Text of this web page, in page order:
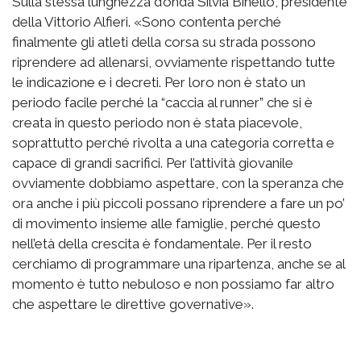
della Vittorio Alfieri. «Sono contenta perché
finalmente gli atleti della corsa su strada possono
riprendere ad allenarsi, ovviamente rispettando tutte
le indicazione e i decreti. Per loro non è stato un
periodo facile perché la “caccia al runner” che si è
creata in questo periodo non è stata piacevole,
soprattutto perché rivolta a una categoria corretta e
capace di grandi sacrifici. Per l’attività giovanile
ovviamente dobbiamo aspettare, con la speranza che
ora anche i più piccoli possano riprendere a fare un po’
di movimento insieme alle famiglie, perché questo
nell’età della crescita è fondamentale. Per il resto
cerchiamo di programmare una ripartenza, anche se al
momento è tutto nebuloso e non possiamo far altro
che aspettare le direttive governative».